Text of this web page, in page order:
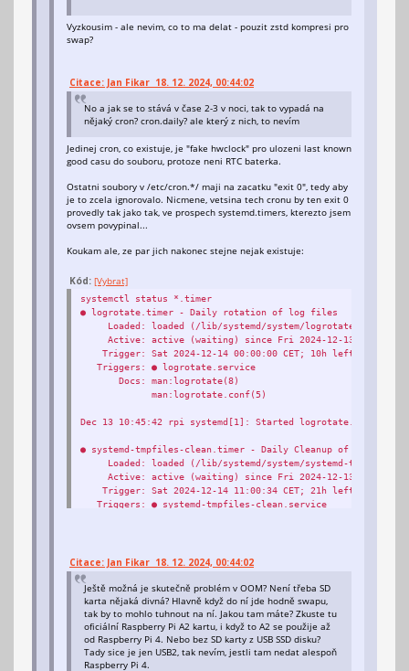
Vyzkousim - ale nevim, co to ma delat - pouzit zstd kompresi pro
swap?
Citace: Jan Fikar 18. 12. 2024, 00:44:02
No a jak se to stává v čase 2-3 v noci, tak to vypadá na
nějaký cron? cron.daily? ale který z nich, to nevím
Jedinej cron, co existuje, je "fake hwclock" pro ulozeni last known
good casu do souboru, protoze neni RTC baterka.
Ostatni soubory v /etc/cron.*/ maji na zacatku "exit 0", tedy aby
je to zcela ignorovalo. Nicmene, vetsina tech cronu by ten exit 0
provedly tak jako tak, ve prospech systemd.timers, kterezto jsem
ovsem povypinal...
Koukam ale, ze par jich nakonec stejne nejak existuje:
Kód: [Vybrat]
systemctl status *.timer
● logrotate.timer - Daily rotation of log files
Loaded: loaded (/lib/systemd/system/logrotate.timer;
Active: active (waiting) since Fri 2024-12-13 10:45:42
Trigger: Sat 2024-12-14 00:00:00 CET; 10h left
Triggers: ● logrotate.service
Docs: man:logrotate(8)
man:logrotate.conf(5)
Dec 13 10:45:42 rpi systemd[1]: Started logrotate.timer
● systemd-tmpfiles-clean.timer - Daily Cleanup of
Loaded: loaded (/lib/systemd/system/systemd-tmpfiles-
Active: active (waiting) since Fri 2024-12-13 10:45:42
Trigger: Sat 2024-12-14 11:00:34 CET; 21h left
Triggers: ● systemd-tmpfiles-clean.service
Dec 13 10:45:42 rpi systemd[1]: Started systemd-tmpfiles-
● fstrim.timer - Discard unused blocks once a week
Loaded: loaded (/lib/systemd/system/fstrim.timer;
Active: active (waiting) since Fri 2024-12-13 10:45:42
Trigger: Mon 2024-12-16 00:34:23 CET; 2 days left
Triggers: ● fstrim.service
Docs: man:fstrim
Citace: Jan Fikar 18. 12. 2024, 00:44:02
Ještě možná je skutečně problém v OOM? Není třeba SD
karta nějaká divná? Hlavně když do ní jde hodně swapu,
tak by to mohlo tuhnout na ní. Jakou tam máte? Zkuste tu
oficiální Raspberry Pi A2 kartu, i když to A2 se použije až
od Raspberry Pi 4. Nebo bez SD karty z USB SSD disku?
Tady sice je jen USB2, tak nevím, jestli tam nedat alespoň
Raspberry Pi 4.